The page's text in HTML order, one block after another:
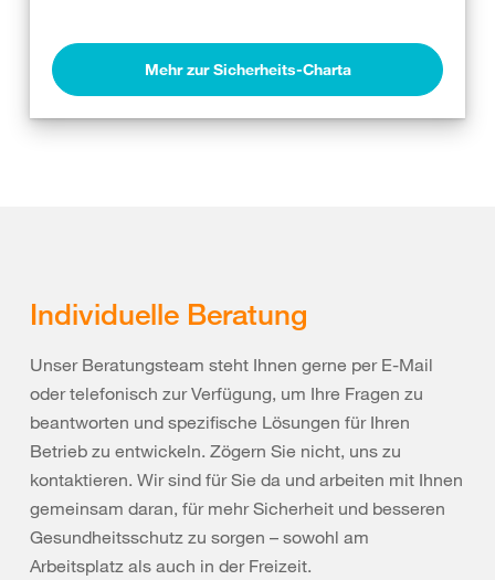
Mehr zur Sicherheits-Charta
Individuelle Beratung
Unser Beratungsteam steht Ihnen gerne per E-Mail
oder telefonisch zur Verfügung, um Ihre Fragen zu
beantworten und spezifische Lösungen für Ihren
Betrieb zu entwickeln. Zögern Sie nicht, uns zu
kontaktieren. Wir sind für Sie da und arbeiten mit Ihnen
gemeinsam daran, für mehr Sicherheit und besseren
Gesundheitsschutz zu sorgen – sowohl am
Arbeitsplatz als auch in der Freizeit.